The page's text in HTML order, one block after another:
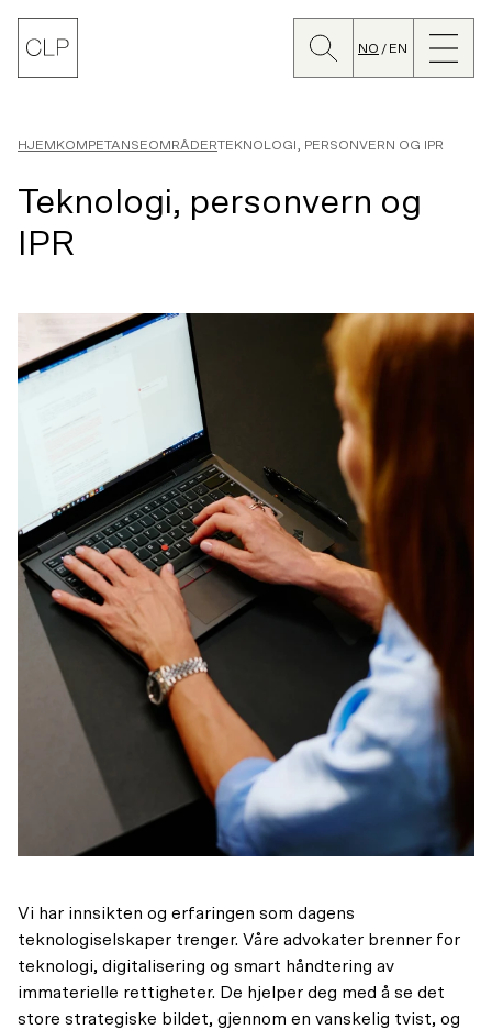
Bytt
NO EN
meny
HJEMKOMPETANSEOMRÅDERTEKNOLOGI, PERSONVERN OG IPR
Teknologi, personvern og
IPR
Vi har innsikten og erfaringen som dagens
teknologiselskaper trenger. Våre advokater brenner for
teknologi, digitalisering og smart håndtering av
immaterielle rettigheter. De hjelper deg med å se det
store strategiske bildet, gjennom en vanskelig tvist, og